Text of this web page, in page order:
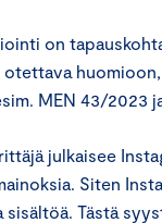
on
MEN 43/2023
julkaisee
Siten
Tästä